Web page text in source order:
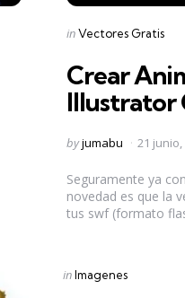
Categories
Posted
inVectores Gratis
Crear
Illustrator
Posted
byjumabu 21 junio,
Seguramente ya
novedad es que la
tus swf (formato
Categories
Posted
in Imagenes